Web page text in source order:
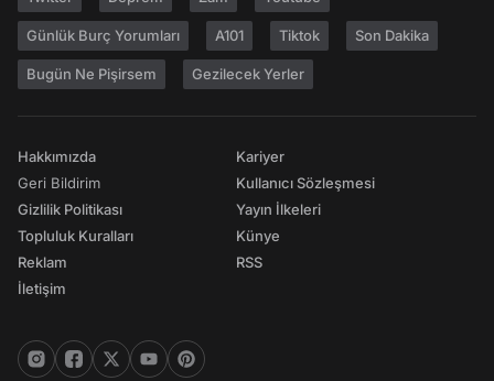
Günlük Burç Yorumları A101 Tiktok Son Dakika
Bugün Ne Pişirsem Gezilecek Yerler
Hakkımızda
Geri Bildirim
Gizlilik Politikası
Topluluk Kuralları
Reklam
İletişim
Kariyer
Kullanıcı Sözleşmesi
Yayın İlkeleri
Künye
RSS